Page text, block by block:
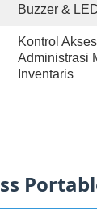
Buzzer &
Kontrol
Administrasi
Inventaris